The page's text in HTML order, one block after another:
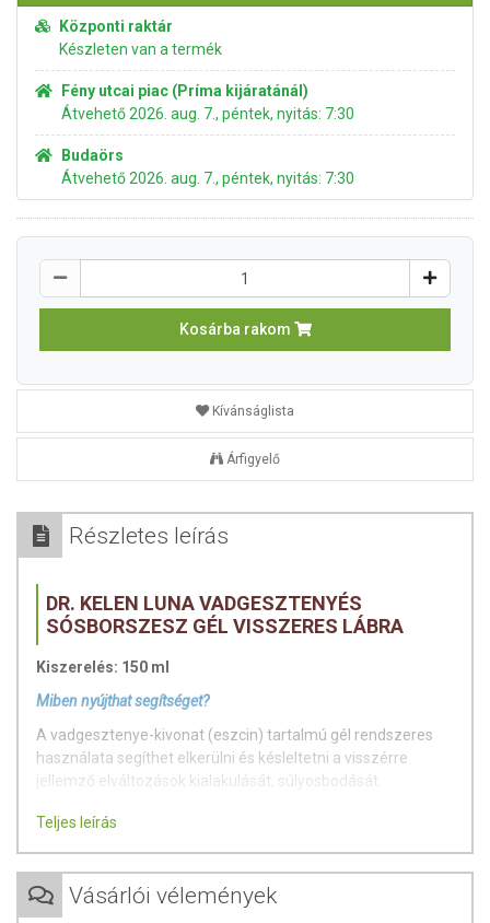
Központi raktár
Készleten van a termék
Fény utcai piac (Príma kijáratánál)
Átvehető 2026. aug. 7., péntek, nyitás: 7:30
Budaörs
Átvehető 2026. aug. 7., péntek, nyitás: 7:30
Kosárba rakom
Kívánságlista
Árfigyelő
Részletes leírás
DR. KELEN LUNA VADGESZTENYÉS
SÓSBORSZESZ GÉL VISSZERES LÁBRA
Kiszerelés: 150 ml
Miben nyújthat segítséget?
A vadgesztenye-kivonat (eszcin) tartalmú gél rendszeres
használata segíthet elkerülni és késleltetni a visszérre
jellemző elváltozások kialakulását, súlyosbodását.
Mentol tartalma csökkenti a lábszár viszkető, feszülő
Azonnal beszívódik, zsíros nyomot nem hagy.
Kellemesen hűsít.
Teljes leírás
Vásárlói vélemények